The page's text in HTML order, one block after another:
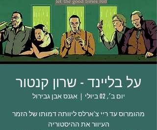
על בליינד - שרון קנטור
יום ב׳, 02 ביולי
  |
אגנס אבן גבירול
מהומרוס עד ריי צ'ארלס ליוותה דמותו של הזמר